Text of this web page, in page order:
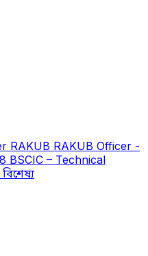
RAKUB RAKUB Officer -
BSCIC – Technical